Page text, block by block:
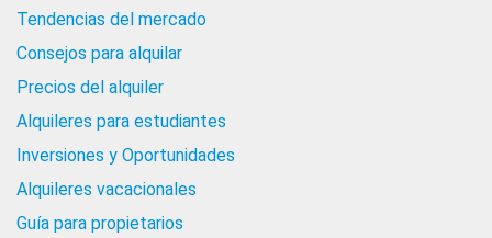
Tendencias del mercado
Consejos para alquilar
Precios del alquiler
Alquileres para estudiantes
Inversiones y Oportunidades
Alquileres vacacionales
Guía para propietarios